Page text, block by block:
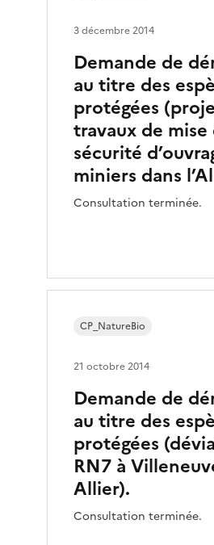
Demande de
au titre des
protégées
travaux de mise
sécurité
miniers dans
Consultation terminée.
3 décembre 2014
Demande de
au titre des
protégées
RN7 à
Allier).
Consultation terminée.
CP_NatureBio
21 octobre 2014